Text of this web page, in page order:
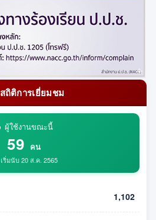
สถิติการเยี่ยมชม
ผู้ใช้งานขณะนี้
59 คน
เริ่มนับ 20 ส.ค. 2565
1,102